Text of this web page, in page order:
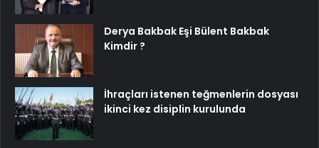
Derya Bakbak Eşi Bülent Bakbak
Kimdir ?
İhraçları istenen teğmenlerin dosyası
ikinci kez disiplin kurulunda